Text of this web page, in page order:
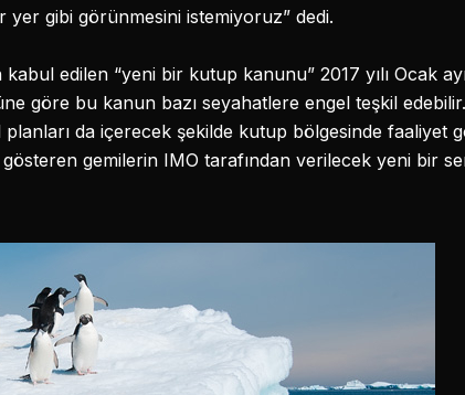
yer gibi görünmesini istemiyoruz” dedi.
kabul edilen “yeni bir kutup kanunu” 2017 yılı Ocak
göre bu kanun bazı seyahatlere engel teşkil
da içerecek şekilde kutup bölgesinde faaliyet
gemilerin IMO tarafından verilecek yeni bir